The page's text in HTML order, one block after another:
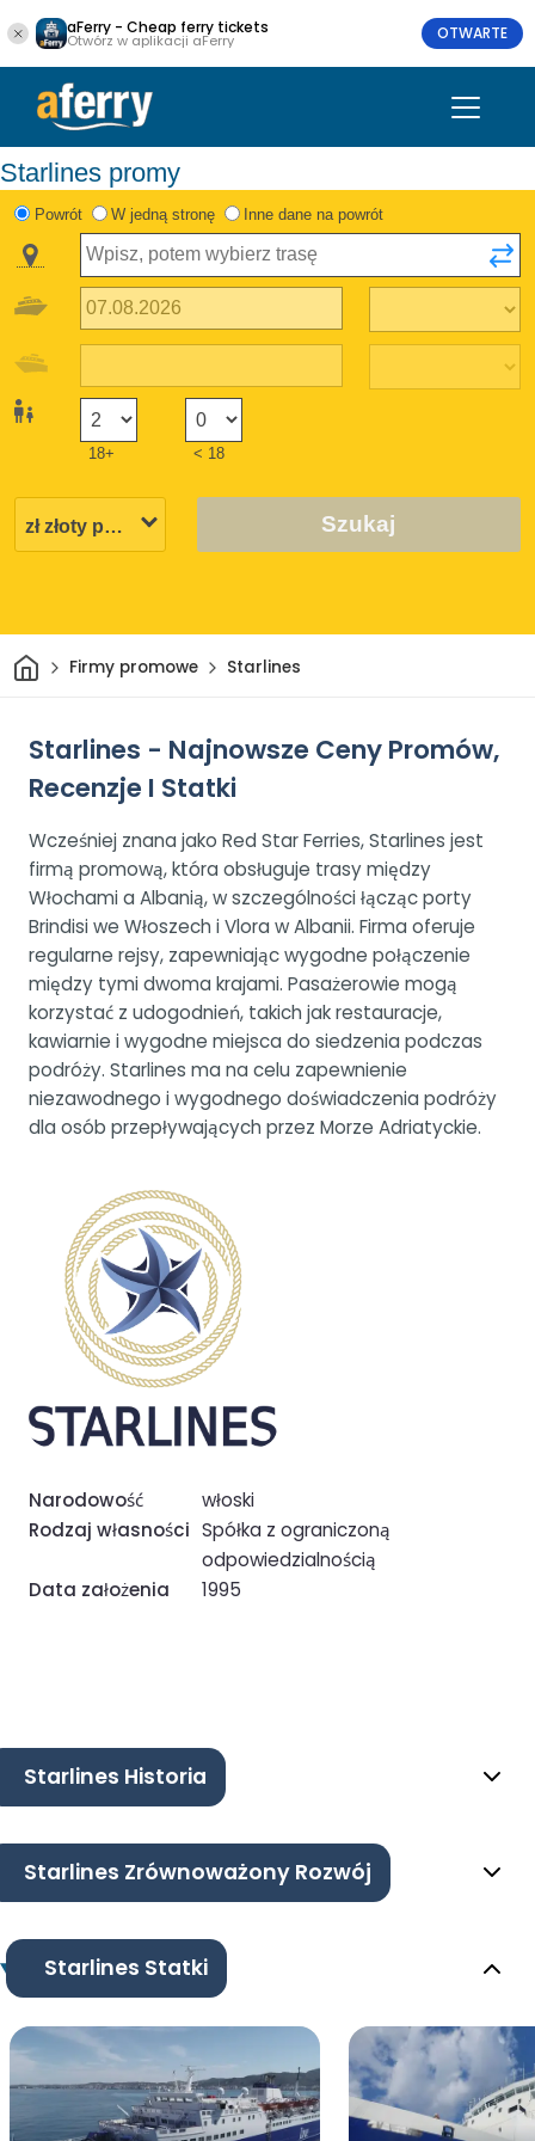
aFerry - Cheap ferry tickets
Otwórz w aplikacji aFerry OTWARTE
Starlines promy
Powrót W jedną stronę Inne dane na powrót
18+ < 18
Szukaj
DomFirmy promowe Starlines
Starlines - Najnowsze Ceny Promów,
Recenzje I Statki
Wcześniej znana jako Red Star Ferries, Starlines jest
firmą promową, która obsługuje trasy między
Włochami a Albanią, w szczególności łącząc porty
Brindisi we Włoszech i Vlora w Albanii. Firma oferuje
regularne rejsy, zapewniając wygodne połączenie
między tymi dwoma krajami. Pasażerowie mogą
korzystać z udogodnień, takich jak restauracje,
kawiarnie i wygodne miejsca do siedzenia podczas
podróży. Starlines ma na celu zapewnienie
niezawodnego i wygodnego doświadczenia podróży
dla osób przepływających przez Morze Adriatyckie.
Narodowość
włoski
Rodzaj własności Spółka z ograniczoną
odpowiedzialnością
Data założenia
1995
Starlines Historia
Starlines Zrównoważony Rozwój
Starlines Statki